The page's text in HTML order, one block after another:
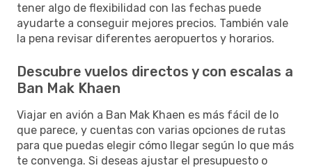
tener algo de flexibilidad con las fechas puede
ayudarte a conseguir mejores precios. También vale
la pena revisar diferentes aeropuertos y horarios.
Descubre vuelos directos y con escalas a
Ban Mak Khaen
Viajar en avión a Ban Mak Khaen es más fácil de lo
que parece, y cuentas con varias opciones de rutas
para que puedas elegir cómo llegar según lo que más
te convenga. Si deseas ajustar el presupuesto o